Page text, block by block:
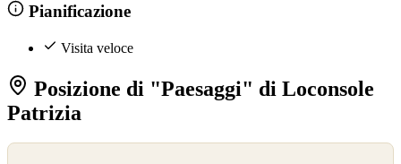
Pianificazione
Visita veloce
Posizione di "Paesaggi" di Loconsole
Patrizia